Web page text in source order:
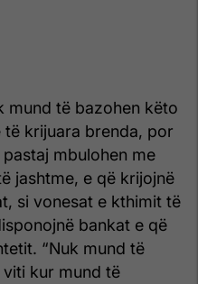
mund të bazohen këto
të krijuara brenda, por
mbulohen me
jashtme, e që krijojnë
si vonesat e kthimit të
bankat e që
“Nuk mund të
kur mund të